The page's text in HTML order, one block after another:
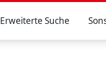
Erweiterte Suche